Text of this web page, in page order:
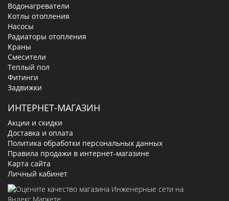
Водонагреватели
Котлы отопления
Насосы
Радиаторы отопления
Краны
Смесители
Теплый пол
Фитинги
Задвижки
ИНТЕРНЕТ-МАГАЗИН
Акции и скидки
Доставка и оплата
Политика обработки персональных данных
Правила продажи в интернет-магазине
Карта сайта
Личный кабинет